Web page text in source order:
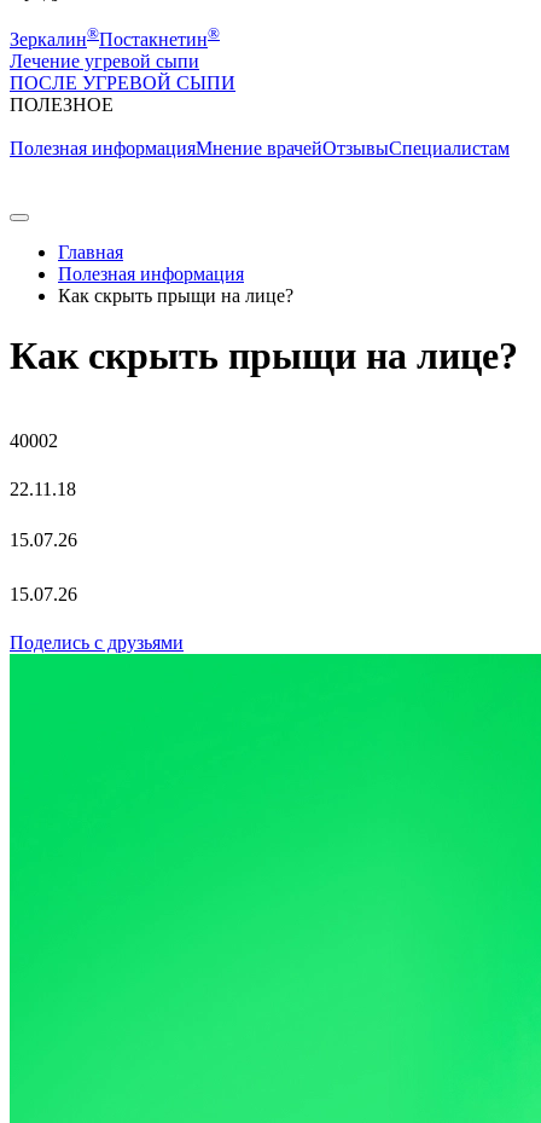
Зеркалин®Постакнетин®
Лечение угревой сыпи
ПОСЛЕ УГРЕВОЙ СЫПИ
ПОЛЕЗНОE
Полезная информацияМнение врачейОтзывыСпециалистам
Главная
Полезная информация
Как скрыть прыщи на лице?
Как скрыть прыщи на лице?
40002
22.11.18
15.07.26
15.07.26
Поделись с друзьями